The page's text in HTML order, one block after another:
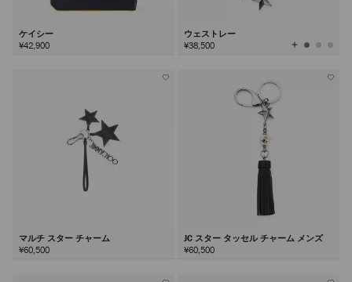
ケイシー
¥42,900
ウェストレー
¥38,500
全
て
マルチ スター チャーム
¥60,500
JC スター タッセル チャーム メンズ
¥60,500